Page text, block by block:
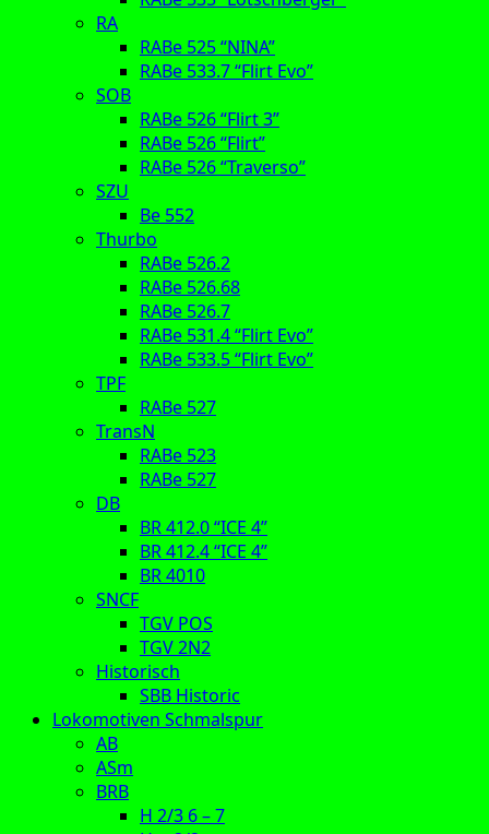
RA
RABe 525 “NINA”
RABe 533.7 “Flirt Evo”
SOB
RABe 526 “Flirt 3”
RABe 526 “Flirt”
RABe 526 “Traverso”
SZU
Be 552
Thurbo
RABe 526.2
RABe 526.68
RABe 526.7
RABe 531.4 “Flirt Evo”
RABe 533.5 “Flirt Evo”
TPF
RABe 527
TransN
RABe 523
RABe 527
DB
BR 412.0 “ICE 4”
BR 412.4 “ICE 4”
BR 4010
SNCF
TGV POS
TGV 2N2
Historisch
SBB Historic
Lokomotiven Schmalspur
AB
ASm
BRB
H 2/3 6 – 7